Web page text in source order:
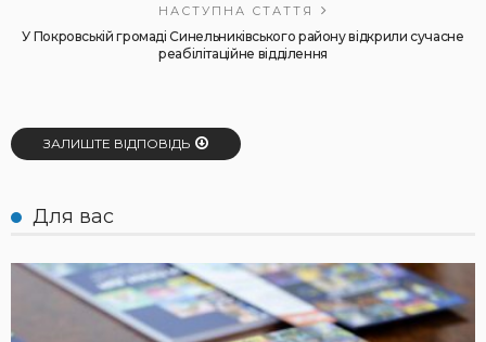
НАСТУПНА СТАТТЯ
У Покровській громаді Синельниківського району відкрили сучасне
реабілітаційне відділення
ЗАЛИШТЕ ВІДПОВІДЬ
Для вас